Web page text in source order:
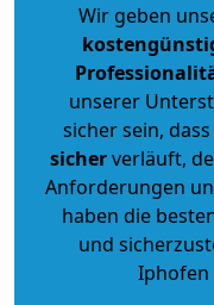
Wir geben
unserer
sicher sein,
sicherverläuft,
Anforderungen
haben die
und
Iphofen